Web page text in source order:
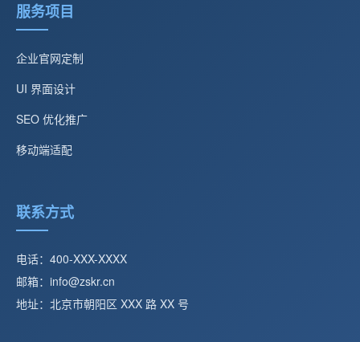
服务项目
企业官网定制
UI 界面设计
SEO 优化推广
移动端适配
联系方式
电话：400-XXX-XXXX
邮箱：info@zskr.cn
地址：北京市朝阳区 XXX 路 XX 号